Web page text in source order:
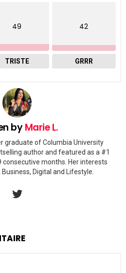
49
TRISTE
42
GRRR
byMarie L.
graduate of Columbia University
author and featured as a #1
months. Her interests
Digital and Lifestyle.